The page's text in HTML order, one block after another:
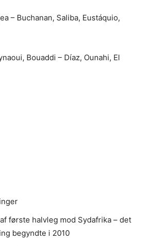
– Buchanan, Saliba, Eustáquio,
Bouaddi – Díaz, Ounahi, El
første halvleg mod Sydafrika – det
begyndte i 2010